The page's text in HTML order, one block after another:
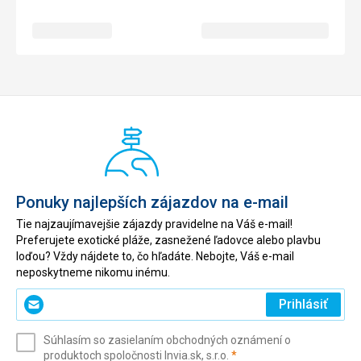
Ponuky najlepších zájazdov na e-mail
Tie najzaujímavejšie zájazdy pravidelne na Váš e-mail!
Preferujete exotické pláže, zasnežené ľadovce alebo plavbu
loďou? Vždy nájdete to, čo hľadáte. Nebojte, Váš e-mail
neposkytneme nikomu inému.
Zadajte
svoj
Prihlásiť
Súhlasím so zasielaním obchodných oznámení o
produktoch spoločnosti Invia.sk, s.r.o. *(povinné)